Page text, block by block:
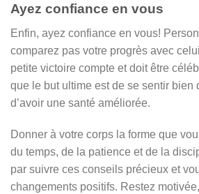
Ayez confiance en vous
Enfin, ayez confiance en vous!
comparez pas votre progrès avec
petite victoire compte et doit être
que le but ultime est de se sentir bien
d’avoir une santé améliorée.
Donner à votre corps la forme que
du temps, de la patience et de la
par suivre ces conseils précieux et
changements positifs. Restez